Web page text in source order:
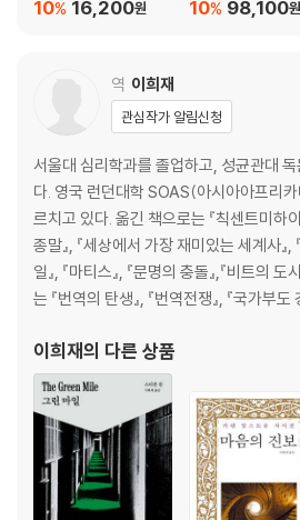
16,200원
10% 98,100원
10%
역 이희재
관심작가 알림신청
서울대 심리학과를 졸업하고, 성균관대
다. 영국 런던대학 SOAS(아시아아프리
르치고 있다. 옮긴 책으로는 『칙센트미하
종말』, 『세상에서 가장 재미있는 세계사』,
일』, 『마티스』, 『문명의 충돌』,『비트의
는 『번역의 탄생』, 『번역전쟁』, 『국가부
이희재의 다른 상품